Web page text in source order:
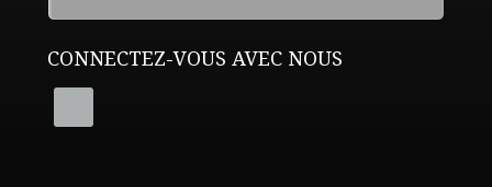
CONNECTEZ-VOUS AVEC NOUS